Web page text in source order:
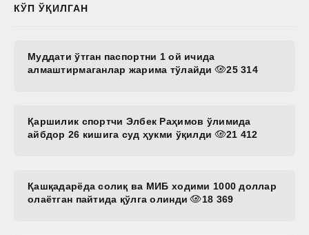
КЎП ЎҚИЛГАН
Муддати ўтган паспортни 1 ой ичида
алмаштирмаганлар жарима тўлайди
25 314
Қаршилик спортчи Элбек Раҳимов ўлимида
айбдор 26 кишига суд ҳукми ўқилди
21 412
Қашқадарёда солиқ ва МИБ ходими 1000 доллар
олаётган пайтида қўлга олинди
18 369